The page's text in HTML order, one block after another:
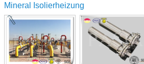
Mineral Isolierheizung